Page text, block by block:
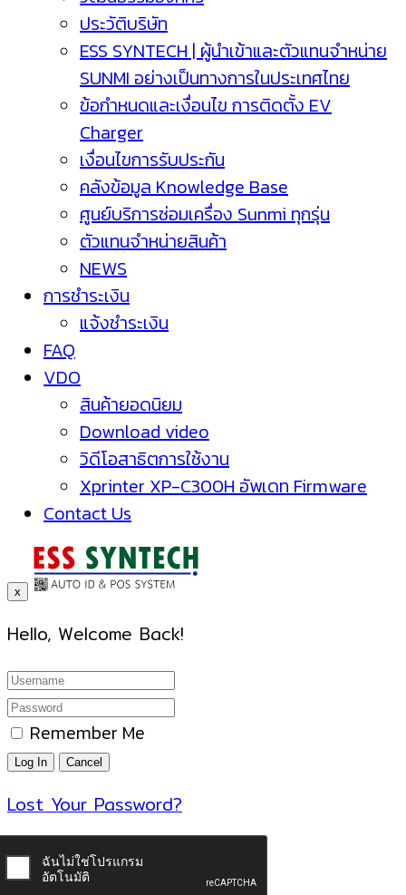
ประวัติบริษัท
ESS SYNTECH | ผู้นำเข้าและตัวแทนจำหน่าย
SUNMI อย่างเป็นทางการในประเทศไทย
ข้อกำหนดและเงื่อนไข การติดตั้ง EV
Charger
เงื่อนไขการรับประกัน
คลังข้อมูล Knowledge Base
ศูนย์บริการซ่อมเครื่อง Sunmi ทุกรุ่น
ตัวแทนจำหน่ายสินค้า
NEWS
การชำระเงิน
แจ้งชำระเงิน
FAQ
VDO
สินค้ายอดนิยม
Download video
วิดีโอสาธิตการใช้งาน
Xprinter XP-C300H อัพเดท Firmware
Contact Us
x
Hello, Welcome Back!
Remember Me
Lost Your Password?